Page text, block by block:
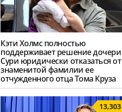
Кэти Холмс полностью
поддерживает решение дочери
Сури юридически отказаться от
знаменитой фамилии ее
отчужденного отца Тома Круза
13,303